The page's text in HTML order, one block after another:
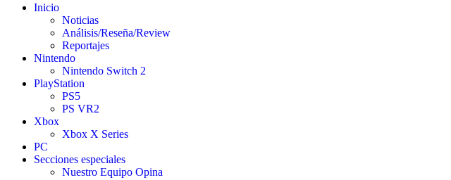
Inicio
Noticias
Análisis/Reseña/Review
Reportajes
Nintendo
Nintendo Switch 2
PlayStation
PS5
PS VR2
Xbox
Xbox X Series
PC
Secciones especiales
Nuestro Equipo Opina